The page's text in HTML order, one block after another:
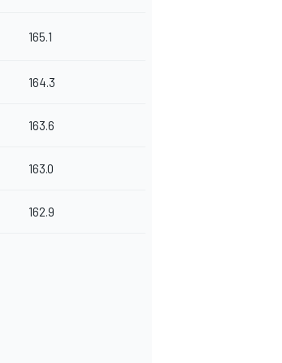
165.1
164.3
163.6
163.0
162.9